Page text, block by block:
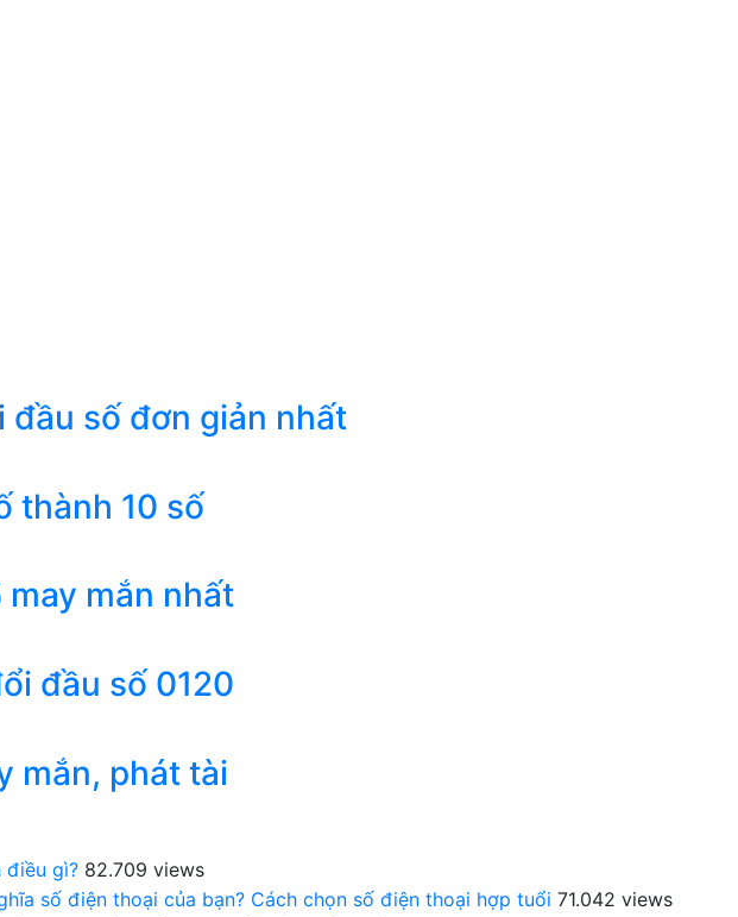
đầu số đơn giản nhất
thành 10 số
mắn nhất
đầu số 0120
mắn, phát tài
điều gì? 82.709 views
số điện thoại của bạn? Cách chọn số điện thoại hợp tuổi 71.042 views